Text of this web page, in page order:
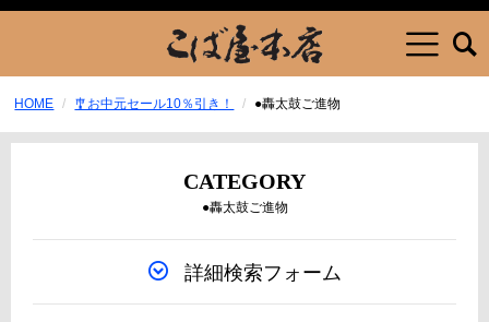
HOME 🎐お中元セール10％引き！ ●轟太鼓ご進物
CATEGORY
●轟太鼓ご進物
詳細検索フォーム